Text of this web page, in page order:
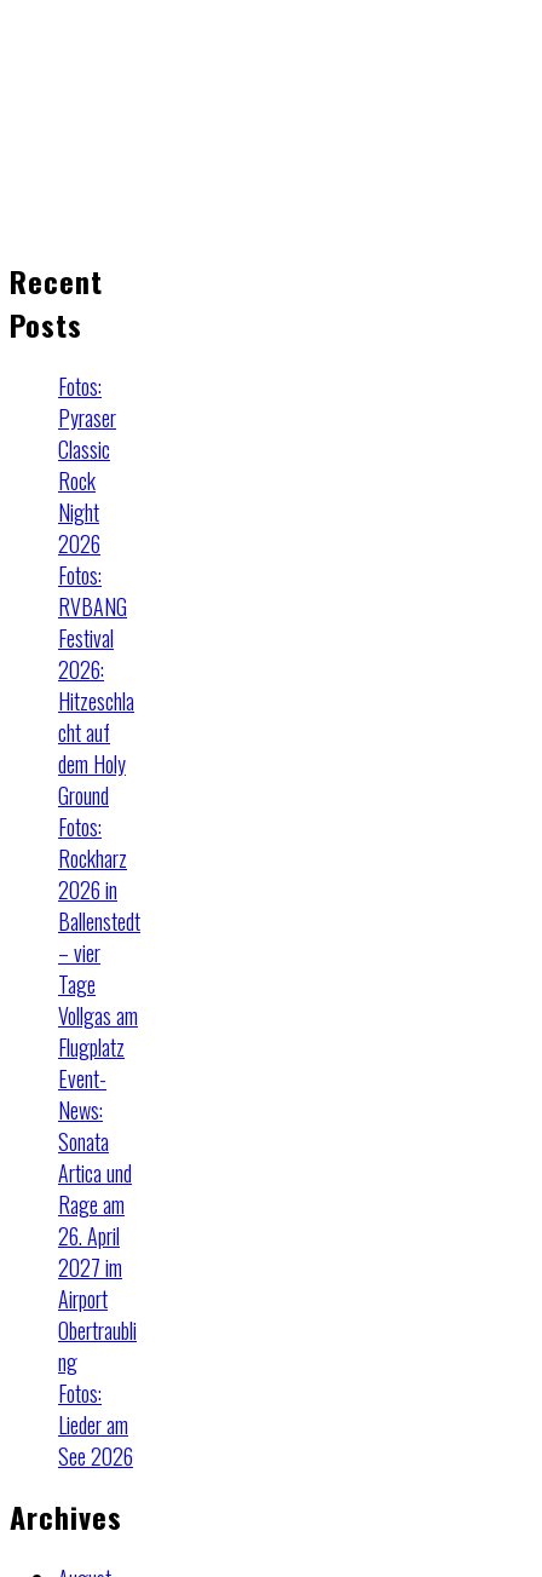
Recent
Posts
Fotos:
Pyraser
Classic
Rock
Night
2026
Fotos:
RVBANG
Festival
2026:
Hitzeschla
cht auf
dem Holy
Ground
Fotos:
Rockharz
2026 in
Ballenstedt
– vier
Tage
Vollgas am
Flugplatz
Event-
News:
Sonata
Artica und
Rage am
26. April
2027 im
Airport
Obertraubli
ng
Fotos:
Lieder am
See 2026
Archives